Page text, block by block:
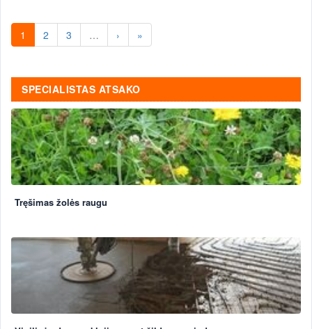
1 2 3 … › »
SPECIALISTAS ATSAKO
Tręšimas žolės raugu